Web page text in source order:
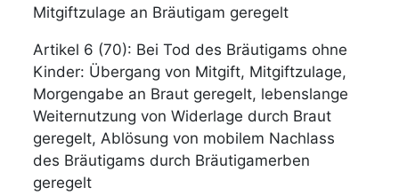
Mitgiftzulage an Bräutigam geregelt
Artikel 6 (70): Bei Tod des Bräutigams ohne
Kinder: Übergang von Mitgift, Mitgiftzulage,
Morgengabe an Braut geregelt, lebenslange
Weiternutzung von Widerlage durch Braut
geregelt, Ablösung von mobilem Nachlass
des Bräutigams durch Bräutigamerben
geregelt